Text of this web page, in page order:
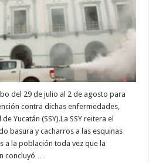
del 29 de julio al 2 de agosto para
contra dichas enfermedades,
Yucatán (SSY).La SSY reitera el
basura y cacharros a las esquinas
a la población toda vez que la
concluyó …